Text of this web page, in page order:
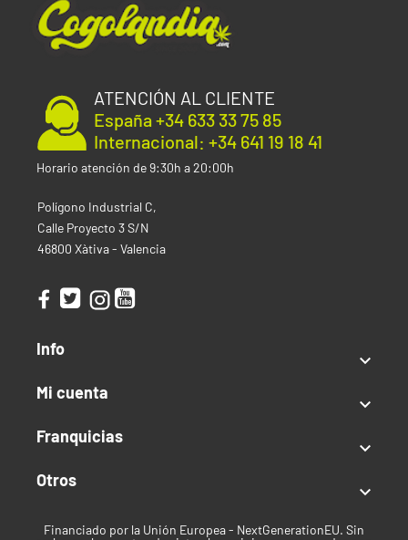
ainfo@cogolandia.como si resides fuera de España al
correointernational@cogolandia.com
Tipo
Papel
Tamaño Papel
King Size
Si
ATENCIÓN AL CLIENTE
España +34 633 33 75 85
Internacional: +34 641 19 18 41
Horario atención de 9:30h a 20:00h
Polígono Industrial C,
Calle Proyecto 3 S/N
46800 Xàtiva - Valencia
Info

Mi cuenta

Franquicias

Otros

Financiado por la Unión Europea - NextGenerationEU. Sin